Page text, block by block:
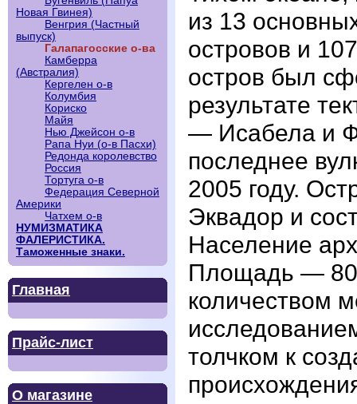
Новая Гвинея)
Венгрия (Частный
выпуск)
Галапагосские о-ва
Камберра
(Австралия)
Кергелен о-в
Колумбия
Кориско
Майя
Нью Джейсон о-в
Рапа Нуи (о-в Пасхи)
Редонда королевство
Россия
Тортуга о-в
Федерация Северной
Америки
Чатхем о-в
НУМИЗМАТИКА
ФАЛЕРИСТИКА.
Таможенные знаки.
Главная
Прайс-лист
О магазине
из 13
островов и
остров был
результате
— Исабела и
последнее
2005 году.
Эквадор и
Население
Площадь —
количеством
толчком к